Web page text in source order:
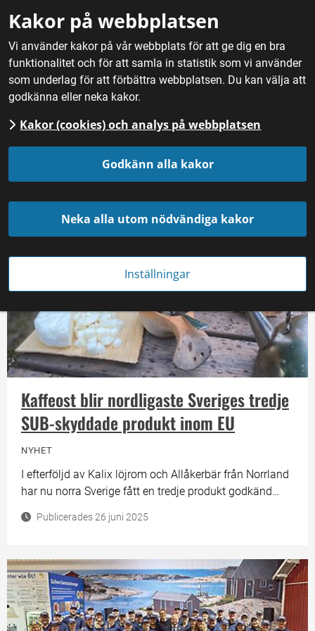
Kakor på webbplatsen
Vi använder kakor på vår webbplats för att ge dig en bra
funktionalitet och för att samla in statistik som vi använder
som underlag för att förbättra webbplatsen. Du kan välja att
godkänna eller neka kakor.
Kakor (cookies) och analys på webbplatsen
Godkänn alla kakor
Neka alla utom nödvändiga kakor
Inställningar
Hem / Nyheter
Nyheter
PRENUMERERA PÅ VÅRA NYHETER
Kaffeost blir nordligaste Sveriges tredje
SUB-skyddade produkt inom EU
NYHET
I efterföljd av Kalix löjrom och Allåkerbär från Norrland
har nu norra Sverige fått en tredje produkt godkänd
handlar om Kaffeost. Kaffeost är en färskost framställd
kaffe för att sedan fiskas upp och förtäras tillsammans
med kaffet. Tillverkningen av Kaffeost får bara ske i
nordligaste Sverige, omfattande landskapen
Norrbotten, Västerbotten, Lappland, Jämtland,
Härjedalen och Ångermanland och mjölkråvaran
Publicerades 26 juni 2025